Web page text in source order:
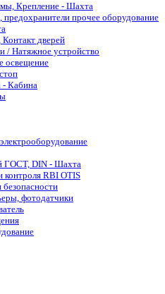
Крепление - Шахта
прочее оборудование
дверей
/ Натяжное устройство
освещение
- Кабина
ГОСТ, DIN - Шахта
контроля RBI OTIS
безопасности
фотодатчики